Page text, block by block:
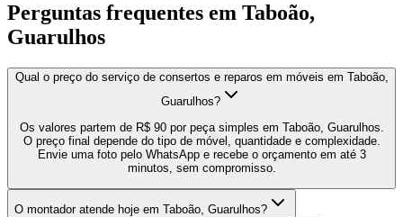
Perguntas frequentes em Taboão,
Guarulhos
Qual o preço do serviço de consertos e reparos em móveis em Taboão,
Guarulhos?
Os valores partem de R$ 90 por peça simples em Taboão, Guarulhos.
O preço final depende do tipo de móvel, quantidade e complexidade.
Envie uma foto pelo WhatsApp e recebe o orçamento em até 3
minutos, sem compromisso.
O montador atende hoje em Taboão, Guarulhos?